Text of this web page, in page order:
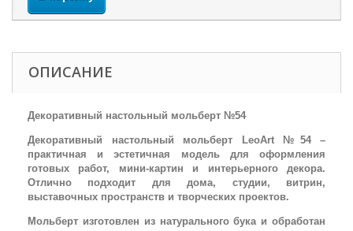
ОПИСАНИЕ
Декоративный настольный мольберт №54
Декоративный настольный мольберт LeoArt №54 –
практичная и эстетичная модель для оформления
готовых работ, мини-картин и интерьерного декора.
Отлично подходит для дома, студии, витрин,
выставочных пространств и творческих проектов.
Мольберт изготовлен из натурального бука и обработан